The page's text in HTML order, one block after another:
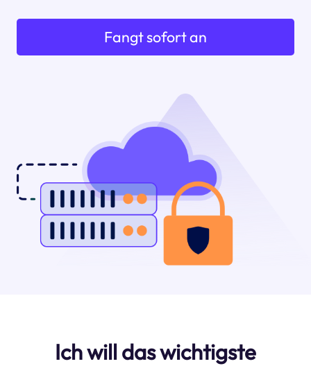
Fangt sofort an
Ich will das wichtigste